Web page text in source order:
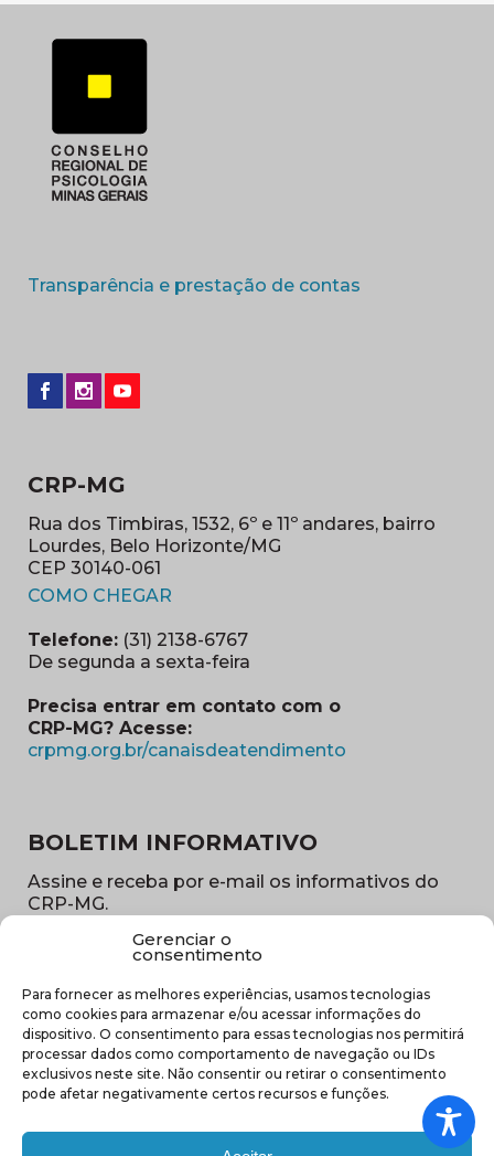
Gerenciar o
consentimento
Para fornecer as melhores experiências, usamos tecnologias
como cookies para armazenar e/ou acessar informações do
dispositivo. O consentimento para essas tecnologias nos permitirá
processar dados como comportamento de navegação ou IDs
exclusivos neste site. Não consentir ou retirar o consentimento
pode afetar negativamente certos recursos e funções.
Transparência e prestação de contas
CRP-MG
Rua dos Timbiras, 1532, 6º e 11º andares, bairro
Lourdes, Belo Horizonte/MG
CEP 30140-061
COMO CHEGAR
Telefone: (31) 2138-6767
De segunda a sexta-feira
Precisa entrar em contato com o
CRP-MG? Acesse:
crpmg.org.br/canaisdeatendimento
BOLETIM INFORMATIVO
Assine e receba por e-mail os informativos do
CRP-MG.
E-
mail
(obrigatório)
Sub
região